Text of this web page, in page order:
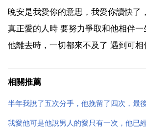
說，背叛你是完全沒風險的。如果你
他再聊一次，看...
晚安是我愛你的意思，我愛你讀快了
真正愛的人時 要努力爭取和他相伴
他離去時，一切都來不及了 遇到可
不易。這女孩對你開始感興趣了，樓
相關推薦